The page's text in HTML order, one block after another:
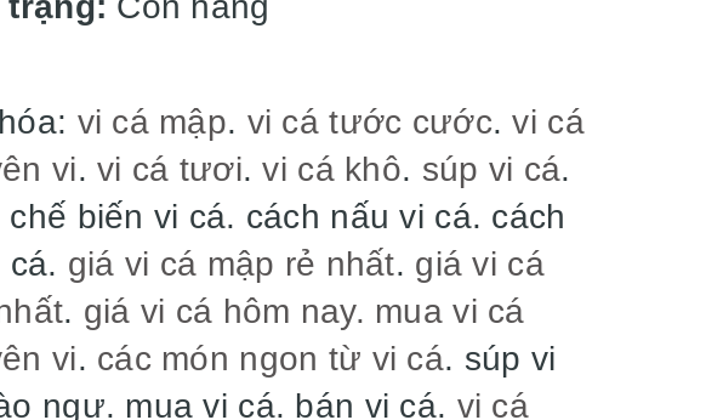
vi cá mập. vi cá tước cước.vi cá
vi.vi cá tươi.vi cá khô. súp vi cá.
chế biến vi cá. cách nấu vi cá. cách
cá. giá vi cá mập rẻ nhất. giá vi cá
. giá vi cá hôm nay. mua vi cá
vi. các món ngon từ vi cá. súp vi
ngư. mua vi cá. bán vi cá. vi cá